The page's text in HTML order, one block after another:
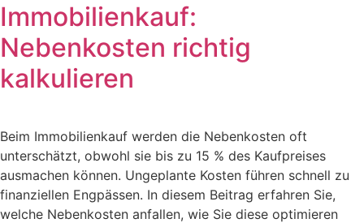
Immobilienkauf:
Nebenkosten richtig
kalkulieren
Beim Immobilienkauf werden die Nebenkosten oft
unterschätzt, obwohl sie bis zu 15 % des Kaufpreises
ausmachen können. Ungeplante Kosten führen schnell zu
finanziellen Engpässen. In diesem Beitrag erfahren Sie,
welche Nebenkosten anfallen, wie Sie diese optimieren